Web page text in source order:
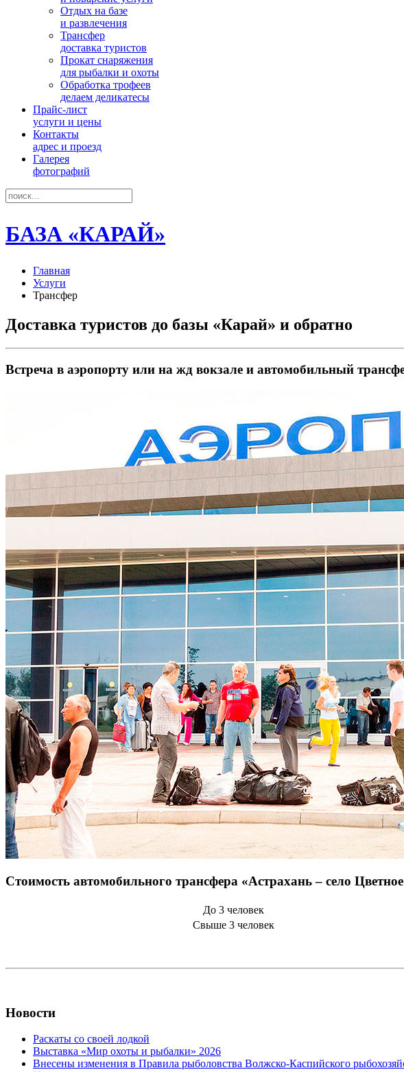
Отдых на базе
и развлечения
Трансфер
доставка туристов
Прокат снаряжения
для рыбалки и охоты
Обработка трофеев
делаем деликатесы
Прайс-лист
услуги и цены
Контакты
адрес и проезд
Галерея
фотографий
БАЗА «КАРАЙ»
Главная
Услуги
Трансфер
Доставка туристов до базы «Карай» и обратно
Встреча в аэропорту или на жд вокзале и автомобильный
Стоимость автомобильного трансфера «Астрахань – село
До 3 человек
Свыше 3 человек
Новости
Раскаты со своей лодкой
Выставка «Мир охоты и рыбалки» 2026
Внесены изменения в Правила рыболовства Волжско-Каспийского